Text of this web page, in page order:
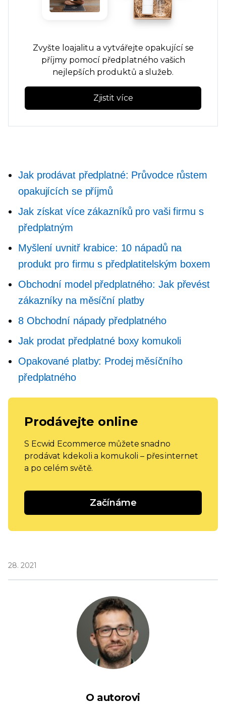
Zvyšte loajalitu a vytvářejte opakující se
příjmy pomocí předplatného vašich
nejlepších produktů a služeb.
Zjistit více
Jak prodávat předplatné: Průvodce růstem
opakujících se příjmů
Jak získat více zákazníků pro vaši firmu s
předplatným
Myšlení uvnitř krabice: 10 nápadů na
produkt pro firmu s předplatitelským boxem
Obchodní model předplatného: Jak převést
zákazníky na měsíční platby
8 Obchodní nápady předplatného
Jak prodat předplatné boxy komukoli
Opakované platby: Prodej měsíčního
předplatného
Prodávejte online
S Ecwid Ecommerce můžete snadno
prodávat kdekoli a komukoli – přes internet
a po celém světě.
Začínáme
28. 2021
O autorovi